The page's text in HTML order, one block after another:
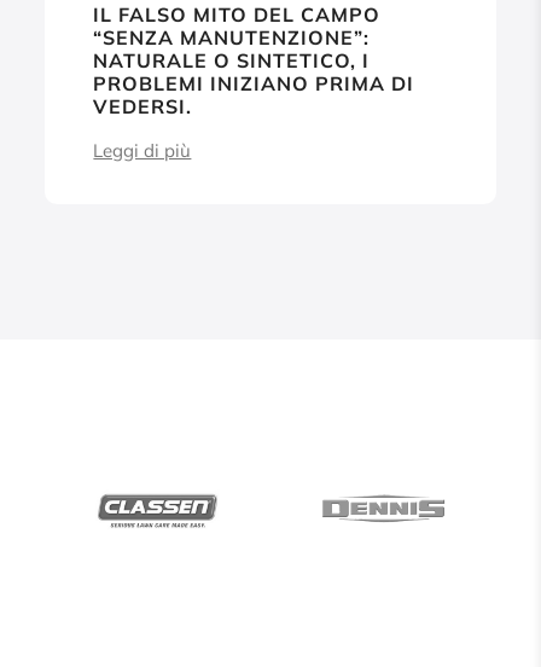
IL FALSO MITO DEL CAMPO
“SENZA MANUTENZIONE”:
NATURALE O SINTETICO, I
PROBLEMI INIZIANO PRIMA DI
VEDERSI.
Leggi di più